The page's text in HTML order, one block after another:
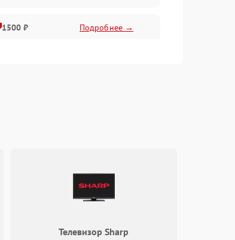
1500 ₽ Подробнее →
Телевизор Sharp